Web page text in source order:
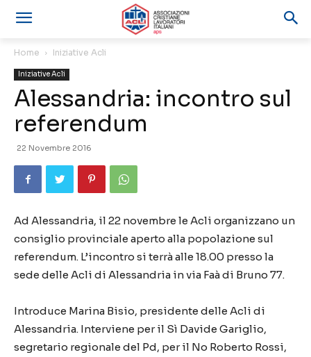
Home Iniziative Acli
Iniziative Acli
Alessandria: incontro sul
referendum
22 Novembre 2016
Ad Alessandria, il 22 novembre le Acli organizzano un
consiglio provinciale aperto alla popolazione sul
referendum. L’incontro si terrà alle 18.00 presso la
sede delle Acli di Alessandria in via Faà di Bruno 77.
Introduce Marina Bisio, presidente delle Acli di
Alessandria. Interviene per il Sì Davide Gariglio,
segretario regionale del Pd, per il No Roberto Rossi,